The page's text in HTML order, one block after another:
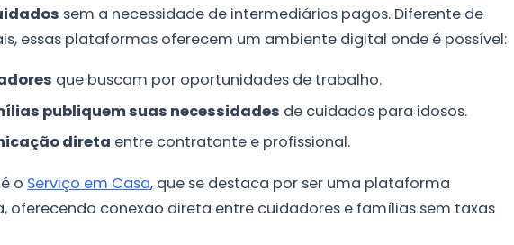
sem a necessidade de intermediários pagos. Diferente de
essas plataformas oferecem um ambiente digital onde é possível:
que buscam por oportunidades de trabalho.
publiquem suas necessidades de cuidados para idosos.
direta entre contratante e profissional.
o Serviço em Casa, que se destaca por ser uma plataforma
conexão direta entre cuidadores e famílias sem taxas